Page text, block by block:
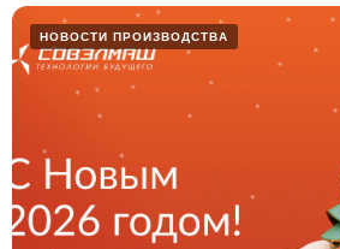
НОВОСТИ ПРОИЗВОДСТВА